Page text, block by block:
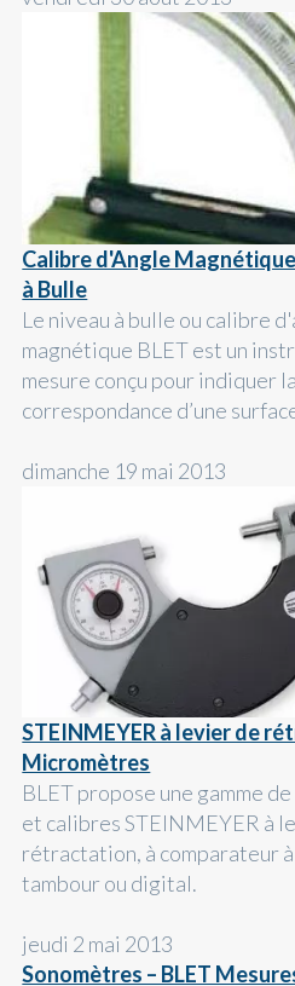
Calibre d'Angle
à Bulle
Le niveau à bulle ou calibre
magnétique BLET est un
mesure conçu pour indiquer la
correspondance d’une
dimanche 19 mai 2013
STEINMEYER à levier de
Micromètres
BLET propose une gamme
et calibres STEINMEYER à
rétractation, à comparateur
tambour ou digital.
jeudi 2 mai 2013
Sonomètres – BLET